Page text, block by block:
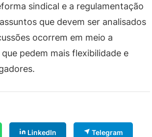
sindical e a regulamentação
que devem ser analisados
ocorrem em meio a
pedem mais flexibilidade e
LinkedIn Telegram